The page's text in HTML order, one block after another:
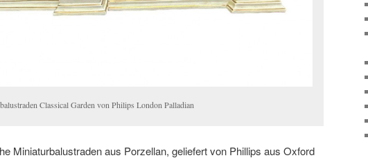
Classical Garden von Philips London Palladian
Miniaturbalustraden aus Porzellan, geliefert von Phillips aus Oxford